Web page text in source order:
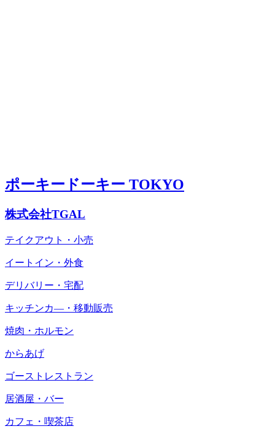
ポーキードーキー TOKYO
株式会社TGAL
テイクアウト・小売
イートイン・外食
デリバリー・宅配
キッチンカ―・移動販売
焼肉・ホルモン
からあげ
ゴーストレストラン
居酒屋・バー
カフェ・喫茶店